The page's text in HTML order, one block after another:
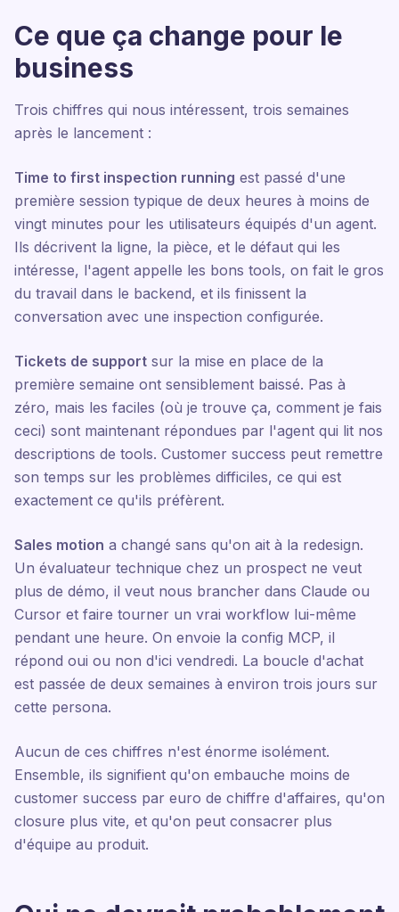
Ce que ça change pour le
business
Trois chiffres qui nous intéressent, trois semaines
après le lancement :
Time to first inspection running est passé d'une
première session typique de deux heures à moins de
vingt minutes pour les utilisateurs équipés d'un agent.
Ils décrivent la ligne, la pièce, et le défaut qui les
intéresse, l'agent appelle les bons tools, on fait le gros
du travail dans le backend, et ils finissent la
conversation avec une inspection configurée.
Tickets de support sur la mise en place de la
première semaine ont sensiblement baissé. Pas à
zéro, mais les faciles (où je trouve ça, comment je fais
ceci) sont maintenant répondues par l'agent qui lit nos
descriptions de tools. Customer success peut remettre
son temps sur les problèmes difficiles, ce qui est
exactement ce qu'ils préfèrent.
Sales motion a changé sans qu'on ait à la redesign.
Un évaluateur technique chez un prospect ne veut
plus de démo, il veut nous brancher dans Claude ou
Cursor et faire tourner un vrai workflow lui-même
pendant une heure. On envoie la config MCP, il
répond oui ou non d'ici vendredi. La boucle d'achat
est passée de deux semaines à environ trois jours sur
cette persona.
Aucun de ces chiffres n'est énorme isolément.
Ensemble, ils signifient qu'on embauche moins de
customer success par euro de chiffre d'affaires, qu'on
closure plus vite, et qu'on peut consacrer plus
d'équipe au produit.